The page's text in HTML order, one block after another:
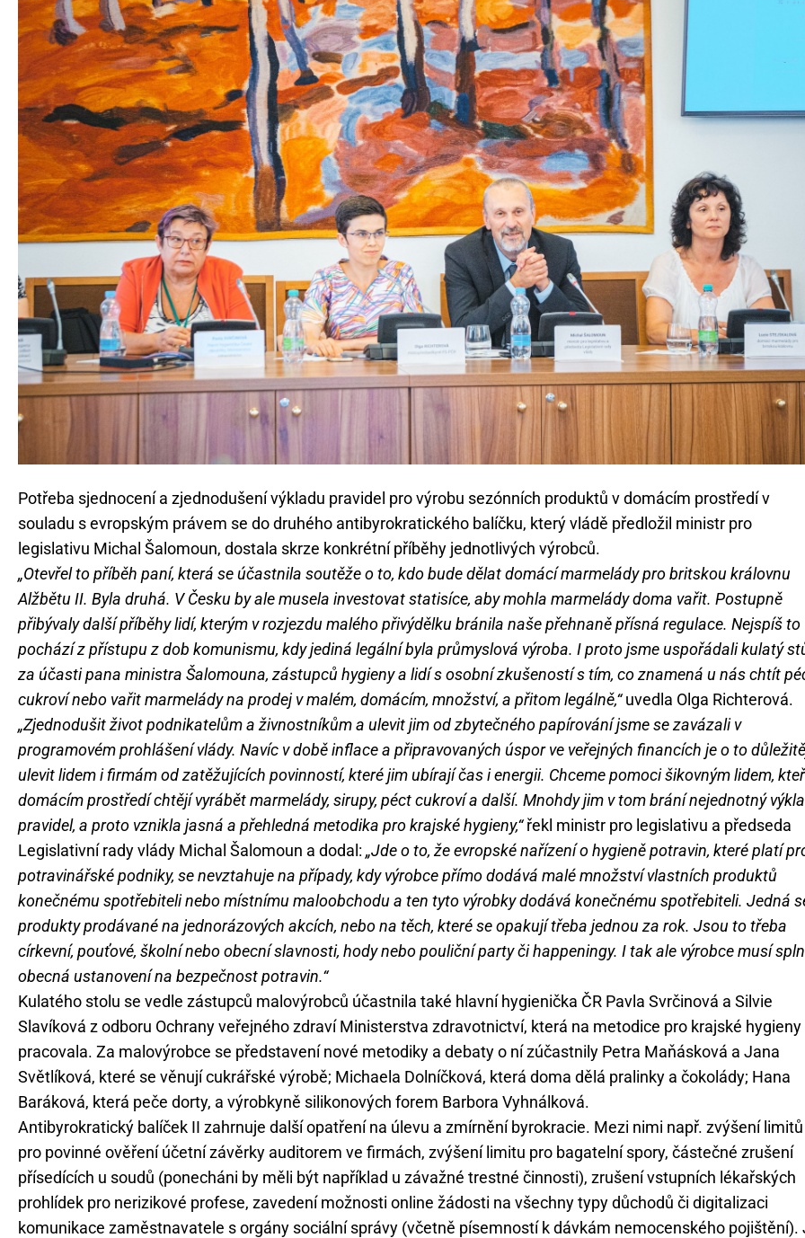
Potřeba sjednocení a zjednodušení výkladu pravidel pro výrobu sezónních produktů v domácím prostředí v
souladu s evropským právem se do druhého antibyrokratického balíčku, který vládě předložil ministr pro
legislativu Michal Šalomoun, dostala skrze konkrétní příběhy jednotlivých výrobců.
„Otevřel to příběh paní, která se účastnila soutěže o to, kdo bude dělat domácí marmelády pro britskou královnu
Alžbětu II. Byla druhá. V Česku by ale musela investovat statisíce, aby mohla marmelády doma vařit. Postupně
přibývaly další příběhy lidí, kterým v rozjezdu malého přivýdělku bránila naše přehnaně přísná regulace. Nejspíš to
pochází z přístupu z dob komunismu, kdy jediná legální byla průmyslová výroba. I proto jsme uspořádali kulatý
za účasti pana ministra Šalomouna, zástupců hygieny a lidí s osobní zkušeností s tím, co znamená u nás chtít
cukroví nebo vařit marmelády na prodej v malém, domácím, množství, a přitom legálně,“uvedla Olga Richterová.
„Zjednodušit život podnikatelům a živnostníkům a ulevit jim od zbytečného papírování jsme se zavázali v
programovém prohlášení vlády. Navíc v době inflace a připravovaných úspor ve veřejných financích je o to
ulevit lidem i firmám od zatěžujících povinností, které jim ubírají čas i energii. Chceme pomoci šikovným lidem,
domácím prostředí chtějí vyrábět marmelády, sirupy, péct cukroví a další. Mnohdy jim v tom brání nejednotný
pravidel, a proto vznikla jasná a přehledná metodika pro krajské hygieny,“řekl ministr pro legislativu a předseda
Legislativní rady vlády Michal Šalomoun a dodal: „Jde o to, že evropské nařízení o hygieně potravin, které platí
potravinářské podniky, se nevztahuje na případy, kdy výrobce přímo dodává malé množství vlastních produktů
konečnému spotřebiteli nebo místnímu maloobchodu a ten tyto výrobky dodává konečnému spotřebiteli. Jedná
produkty prodávané na jednorázových akcích, nebo na těch, které se opakují třeba jednou za rok. Jsou to třeba
církevní, pouťové, školní nebo obecní slavnosti, hody nebo pouliční party či happeningy. I tak ale výrobce musí
obecná ustanovení na bezpečnost potravin.“
Kulatého stolu se vedle zástupců malovýrobců účastnila také hlavní hygienička ČR Pavla Svrčinová a Silvie
Slavíková z odboru Ochrany veřejného zdraví Ministerstva zdravotnictví, která na metodice pro krajské hygieny
pracovala. Za malovýrobce se představení nové metodiky a debaty o ní zúčastnily Petra Maňásková a Jana
Světlíková, které se věnují cukrářské výrobě; Michaela Dolníčková, která doma dělá pralinky a čokolády; Hana
Baráková, která peče dorty, a výrobkyně silikonových forem Barbora Vyhnálková.
Antibyrokratický balíček II zahrnuje další opatření na úlevu a zmírnění byrokracie. Mezi nimi např. zvýšení limitů
pro povinné ověření účetní závěrky auditorem ve firmách, zvýšení limitu pro bagatelní spory, částečné zrušení
přísedících u soudů (ponecháni by měli být například u závažné trestné činnosti), zrušení vstupních lékařských
prohlídek pro nerizikové profese, zavedení možnosti online žádosti na všechny typy důchodů či digitalizaci
komunikace zaměstnavatele s orgány sociální správy (včetně písemností k dávkám nemocenského pojištění).